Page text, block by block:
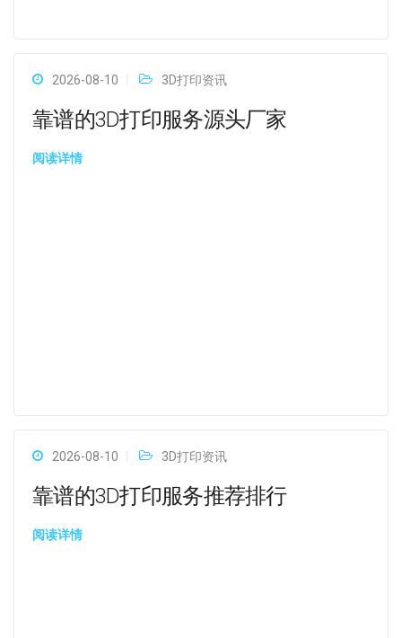
2026-08-10 3D打印资讯
靠谱的3D打印服务源头厂家
阅读详情
2026-08-10 3D打印资讯
靠谱的3D打印服务推荐排行
阅读详情